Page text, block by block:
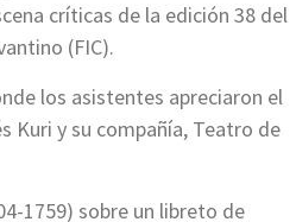
críticas de la edición 38 del
(FIC).
los asistentes apreciaron el
Kuri y su compañía, Teatro de
1759) sobre un libreto de